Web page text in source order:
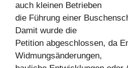
auch kleinen Betrieben
die Führung einer
Damit wurde die
Petition abgeschlossen, da
Widmungsänderungen,